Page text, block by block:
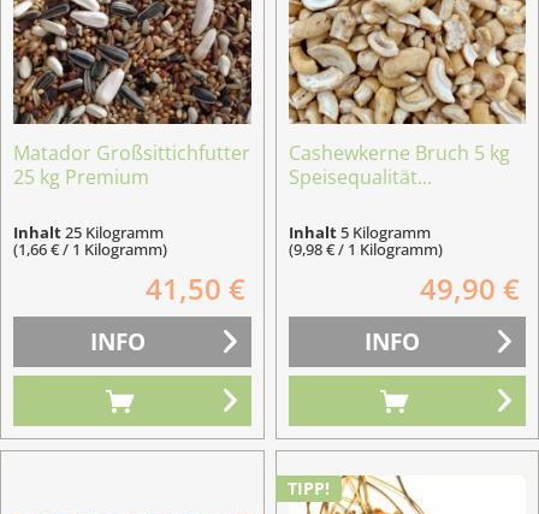
Matador Großsittichfutter
25 kg Premium
Inhalt25 Kilogramm
(1,66 € / 1 Kilogramm)
41,50 €
INFO
Cashewkerne Bruch 5 kg
Speisequalität...
Inhalt5 Kilogramm
(9,98 € / 1 Kilogramm)
49,90 €
INFO
TIPP!